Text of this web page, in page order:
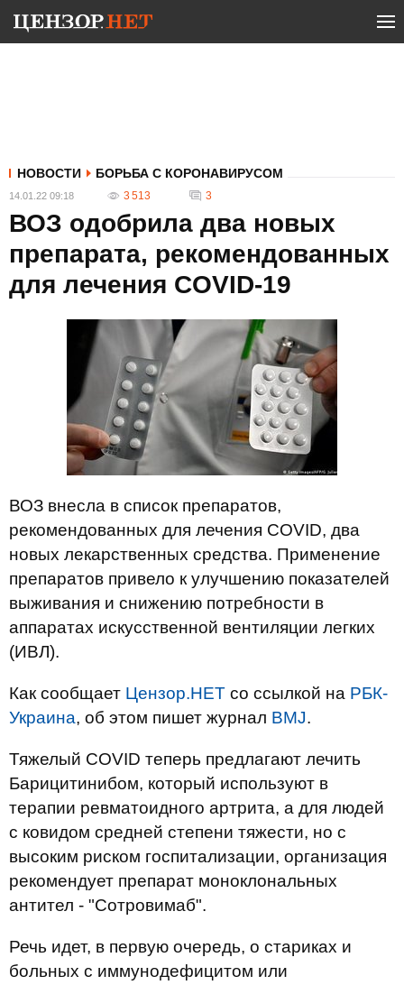
НОВОСТИ БОРЬБА С КОРОНАВИРУСОМ
14.01.22 09:18 3 513 3
ВОЗ одобрила два новых
препарата, рекомендованных
для лечения COVID-19
ВОЗ внесла в список препаратов,
рекомендованных для лечения COVID, два
новых лекарственных средства. Применение
препаратов привело к улучшению показателей
выживания и снижению потребности в
аппаратах искусственной вентиляции легких
(ИВЛ).
Как сообщает Цензор.НЕТ со ссылкой на РБК-
Украина, об этом пишет журнал BMJ.
Тяжелый COVID теперь предлагают лечить
Барицитинибом, который используют в
терапии ревматоидного артрита, а для людей
с ковидом средней степени тяжести, но с
высоким риском госпитализации, организация
рекомендует препарат моноклональных
антител - "Сотровимаб".
Речь идет, в первую очередь, о стариках и
больных с иммунодефицитом или